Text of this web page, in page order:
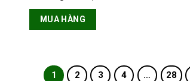
MUA HÀNG
1 2 3 4 … 28